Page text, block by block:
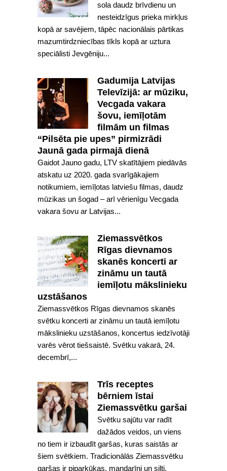
sola daudz brīvdienu un
nesteidzīgus prieka mirkļus
kopā ar savējiem, tāpēc nacionālais pārtikas
mazumtirdzniecības tīkls kopā ar uztura
speciālisti Jevgēniju...
Gadumija Latvijas
Televīzijā: ar mūziku,
Vecgada vakara
šovu, iemīļotām
filmām un filmas
“Pilsēta pie upes” pirmizrādi
Jaunā gada pirmajā dienā
Gaidot Jauno gadu, LTV skatītājiem piedāvās
atskatu uz 2020. gada svarīgākajiem
notikumiem, iemīļotas latviešu filmas, daudz
mūzikas un šogad – arī vērienīgu Vecgada
vakara šovu ar Latvijas...
Ziemassvētkos
Rīgas dievnamos
skanēs koncerti ar
zināmu un tautā
iemīļotu mākslinieku
uzstāšanos
Ziemassvētkos Rīgas dievnamos skanēs
svētku koncerti ar zināmu un tautā iemīļotu
mākslinieku uzstāšanos, koncertus iedzīvotāji
varēs vērot tiešsaistē. Svētku vakarā, 24.
decembrī,...
Trīs receptes
bērniem īstai
Ziemassvētku garšai
Svētku sajūtu var radīt
dažādos veidos, un viens
no tiem ir izbaudīt garšas, kuras saistās ar
šiem svētkiem. Tradicionālās Ziemassvētku
garšas ir piparkūkas, mandarīni un silti,